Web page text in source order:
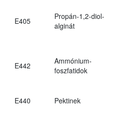
E405
Propán-1,2-diol-
alginát
E442
Ammónium-
foszfatidok
E440 Pektinek